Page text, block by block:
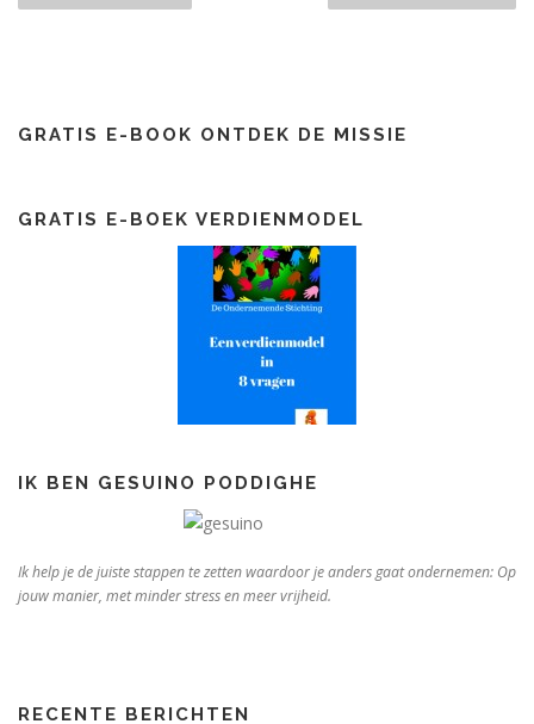
t
n
e
GRATIS E-BOOK ONTDEK DE MISSIE
GRATIS E-BOEK VERDIENMODEL
IK BEN GESUINO PODDIGHE
Ik help je de juiste stappen te zetten waardoor je anders gaat ondernemen: Op
jouw manier, met minder stress en meer vrijheid.
RECENTE BERICHTEN